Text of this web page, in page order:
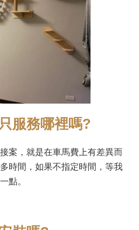
服務哪裡嗎?
案，就是在車馬費上有差異而
時間，如果不指定時間，等我
點。